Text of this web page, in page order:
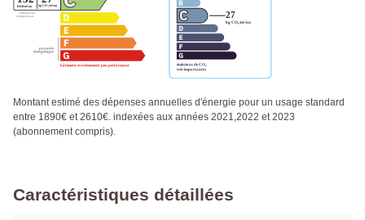
Montant estimé des dépenses annuelles d'énergie pour un usage standard
entre 1890€ et 2610€. indexées aux années 2021,2022 et 2023
(abonnement compris).
Caractéristiques détaillées